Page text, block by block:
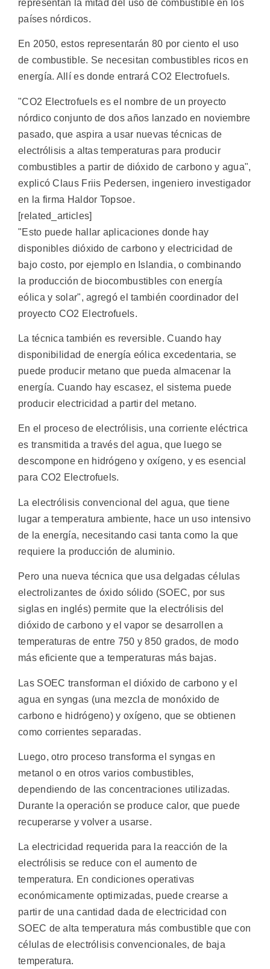
representan la mitad del uso de combustible en los
países nórdicos.
En 2050, estos representarán 80 por ciento el uso
de combustible. Se necesitan combustibles ricos en
energía. Allí es donde entrará CO2 Electrofuels.
"CO2 Electrofuels es el nombre de un proyecto
nórdico conjunto de dos años lanzado en noviembre
pasado, que aspira a usar nuevas técnicas de
electrólisis a altas temperaturas para producir
combustibles a partir de dióxido de carbono y agua",
explicó Claus Friis Pedersen, ingeniero investigador
en la firma Haldor Topsoe.
[related_articles]
"Esto puede hallar aplicaciones donde hay
disponibles dióxido de carbono y electricidad de
bajo costo, por ejemplo en Islandia, o combinando
la producción de biocombustibles con energía
eólica y solar", agregó el también coordinador del
proyecto CO2 Electrofuels.
La técnica también es reversible. Cuando hay
disponibilidad de energía eólica excedentaria, se
puede producir metano que pueda almacenar la
energía. Cuando hay escasez, el sistema puede
producir electricidad a partir del metano.
En el proceso de electrólisis, una corriente eléctrica
es transmitida a través del agua, que luego se
descompone en hidrógeno y oxígeno, y es esencial
para CO2 Electrofuels.
La electrólisis convencional del agua, que tiene
lugar a temperatura ambiente, hace un uso intensivo
de la energía, necesitando casi tanta como la que
requiere la producción de aluminio.
Pero una nueva técnica que usa delgadas células
electrolizantes de óxido sólido (SOEC, por sus
siglas en inglés) permite que la electrólisis del
dióxido de carbono y el vapor se desarrollen a
temperaturas de entre 750 y 850 grados, de modo
más eficiente que a temperaturas más bajas.
Las SOEC transforman el dióxido de carbono y el
agua en syngas (una mezcla de monóxido de
carbono e hidrógeno) y oxígeno, que se obtienen
como corrientes separadas.
Luego, otro proceso transforma el syngas en
metanol o en otros varios combustibles,
dependiendo de las concentraciones utilizadas.
Durante la operación se produce calor, que puede
recuperarse y volver a usarse.
La electricidad requerida para la reacción de la
electrólisis se reduce con el aumento de
temperatura. En condiciones operativas
económicamente optimizadas, puede crearse a
partir de una cantidad dada de electricidad con
SOEC de alta temperatura más combustible que con
células de electrólisis convencionales, de baja
temperatura.